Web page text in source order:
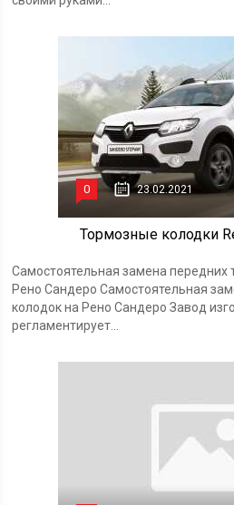
0 23.02.2021
Тормозные колодки
Самостоятельная замена передних
Рено Сандеро Самостоятельная
колодок на Рено Сандеро Завод
регламентирует...